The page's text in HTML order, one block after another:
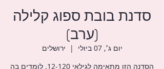
סדנת בובת ספוג קלילה
(ערב)
יום ג׳, 07 ביולי
  |
ירושלים
הסדנה הזו מתאימה לגילאי 12-120. לומדים בה